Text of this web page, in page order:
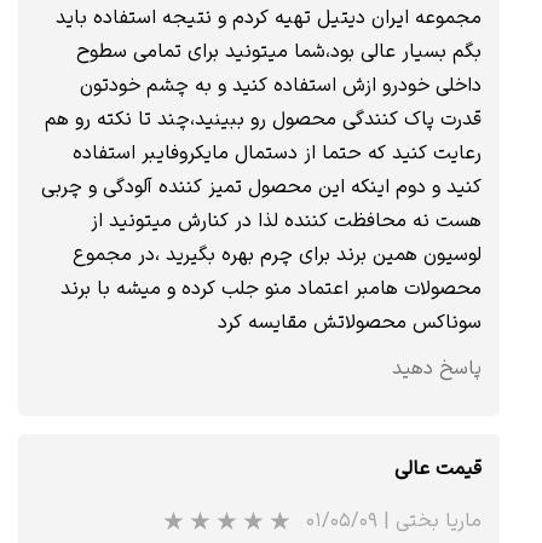
★★★★★
★★★
مجموعه ایران دیتیل تهیه کردم و نتیجه استفاده باید
بگم بسیار عالی بود،شما میتونید برای تمامی سطوح
داخلی خودرو ازش استفاده کنید و به چشم خودتون
قدرت پاک کنندگی محصول رو ببینید،چند تا نکته رو هم
رعایت کنید که حتما از دستمال مایکروفایبر استفاده
کنید و دوم اینکه این محصول تمیز کننده آلودگی و چربی
هست نه محافظت کننده لذا در کنارش میتونید از
لوسیون همین برند برای چرم بهره بگیرید ،در مجموع
محصولات هامبر اعتماد منو جلب کرده و میشه با برند
سوناکس محصولاتش مقایسه کرد
پاسخ دهید
قیمت عالی
ماریا بختی | ۰۱/۰۵/۰۹